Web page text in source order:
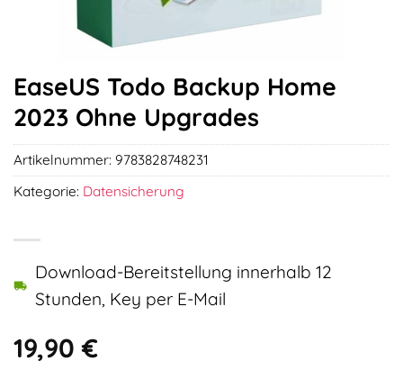
EaseUS Todo Backup Home
2023 Ohne Upgrades
19,90€
Download-Bereitstellung innerhalb 12
Stunden, Key per E-Mail
Artikelnummer: 9783828748231
Kategorie: Datensicherung